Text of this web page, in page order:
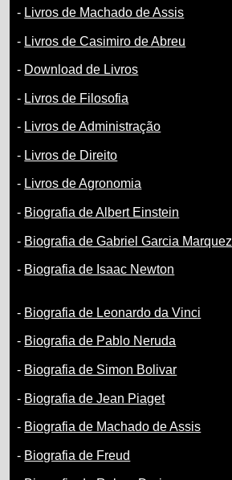
- Livros de Machado de Assis
- Livros de Casimiro de Abreu
- Download de Livros
- Livros de Filosofia
- Livros de Administração
- Livros de Direito
- Livros de Agronomia
- Biografia de Albert Einstein
- Biografia de Gabriel Garcia Marquez
- Biografia de Isaac Newton
- Biografia de Leonardo da Vinci
- Biografia de Pablo Neruda
- Biografia de Simon Bolivar
- Biografia de Jean Piaget
- Biografia de Machado de Assis
- Biografia de Freud